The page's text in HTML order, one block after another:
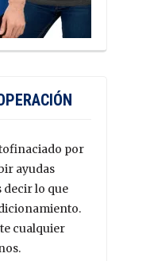
por
ayudas
decir lo que
cualquier